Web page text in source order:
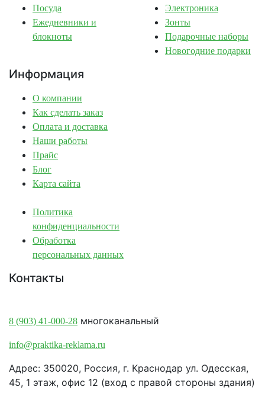
Посуда
Ежедневники и
блокноты
Электроника
Зонты
Подарочные наборы
Новогодние подарки
Информация
О компании
Как сделать заказ
Оплата и доставка
Наши работы
Прайс
Блог
Карта сайта
Политика
конфиденциальности
Обработка
персональных данных
Контакты
8 (903) 41-000-28 многоканальный
info@praktika-reklama.ru
Адрес: 350020, Россия, г. Краснодар ул. Одесская,
45, 1 этаж, офис 12 (вход с правой стороны здания)